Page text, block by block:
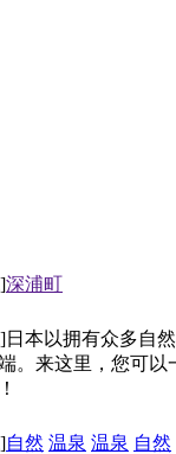
深浦町
日本以拥有众多自
来这里，您可
自然 温泉 温泉 自然